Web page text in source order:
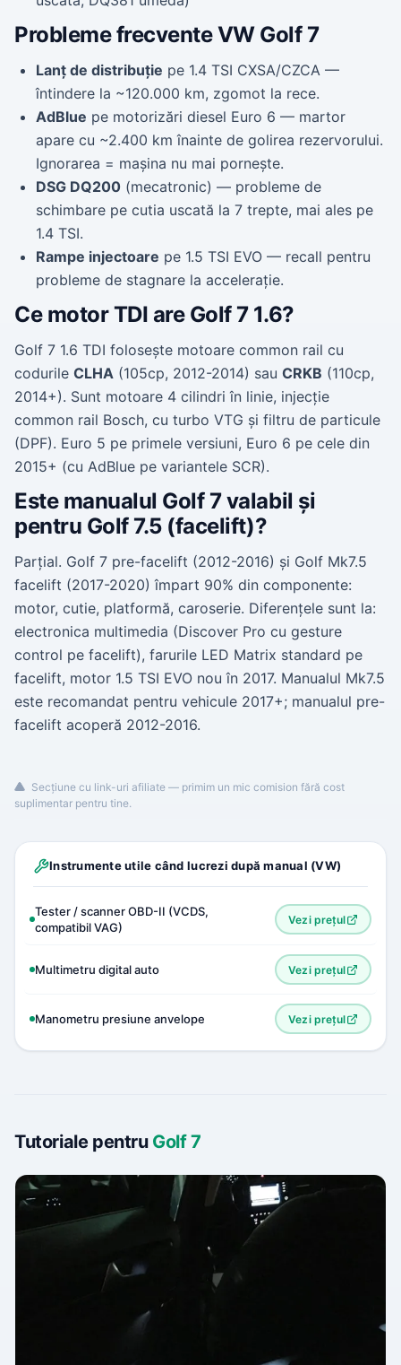
Probleme frecvente VW Golf 7
Lanț de distribuție pe 1.4 TSI CXSA/CZCA —
întindere la ~120.000 km, zgomot la rece.
AdBlue pe motorizări diesel Euro 6 — martor
apare cu ~2.400 km înainte de golirea rezervorului.
Ignorarea = mașina nu mai pornește.
DSG DQ200 (mecatronic) — probleme de
schimbare pe cutia uscată la 7 trepte, mai ales pe
1.4 TSI.
Rampe injectoare pe 1.5 TSI EVO — recall pentru
probleme de stagnare la accelerație.
Ce motor TDI are Golf 7 1.6?
Golf 7 1.6 TDI folosește motoare common rail cu
codurile CLHA (105cp, 2012-2014) sau CRKB (110cp,
2014+). Sunt motoare 4 cilindri în linie, injecție
common rail Bosch, cu turbo VTG și filtru de particule
(DPF). Euro 5 pe primele versiuni, Euro 6 pe cele din
2015+ (cu AdBlue pe variantele SCR).
Este manualul Golf 7 valabil și
pentru Golf 7.5 (facelift)?
Parțial. Golf 7 pre-facelift (2012-2016) și Golf Mk7.5
facelift (2017-2020) împart 90% din componente:
motor, cutie, platformă, caroserie. Diferențele sunt la:
electronica multimedia (Discover Pro cu gesture
control pe facelift), farurile LED Matrix standard pe
facelift, motor 1.5 TSI EVO nou în 2017. Manualul Mk7.5
este recomandat pentru vehicule 2017+; manualul pre-
facelift acoperă 2012-2016.
Secțiune cu link-uri afiliate — primim un mic comision fără cost
suplimentar pentru tine.
Instrumente utile când lucrezi după manual (VW)
Tester / scanner OBD-II (VCDS,
compatibil VAG)
Vezi prețul
Multimetru digital auto Vezi prețul
Manometru presiune anvelope Vezi prețul
Tutoriale pentru Golf 7